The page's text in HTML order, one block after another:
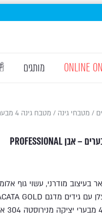
ONLINE מותגים
/ מטבחי גינה
/ מטבח